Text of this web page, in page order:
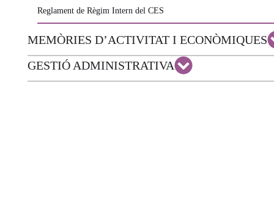
Reglament de Règim Intern del CES
MEMÒRIES D’ACTIVITAT I ECONÒMIQUES
GESTIÓ ADMINISTRATIVA